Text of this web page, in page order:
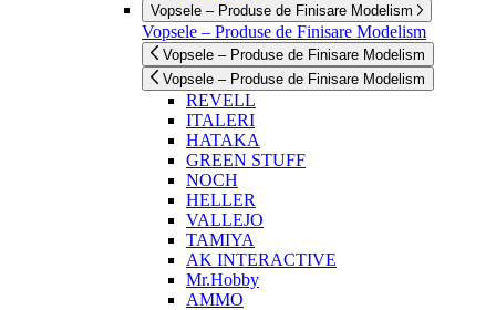
Vopsele – Produse de Finisare Modelism
Vopsele – Produse de Finisare Modelism
Vopsele – Produse de Finisare Modelism
Vopsele – Produse de Finisare Modelism
REVELL
ITALERI
HATAKA
GREEN STUFF
NOCH
HELLER
VALLEJO
TAMIYA
AK INTERACTIVE
Mr.Hobby
AMMO